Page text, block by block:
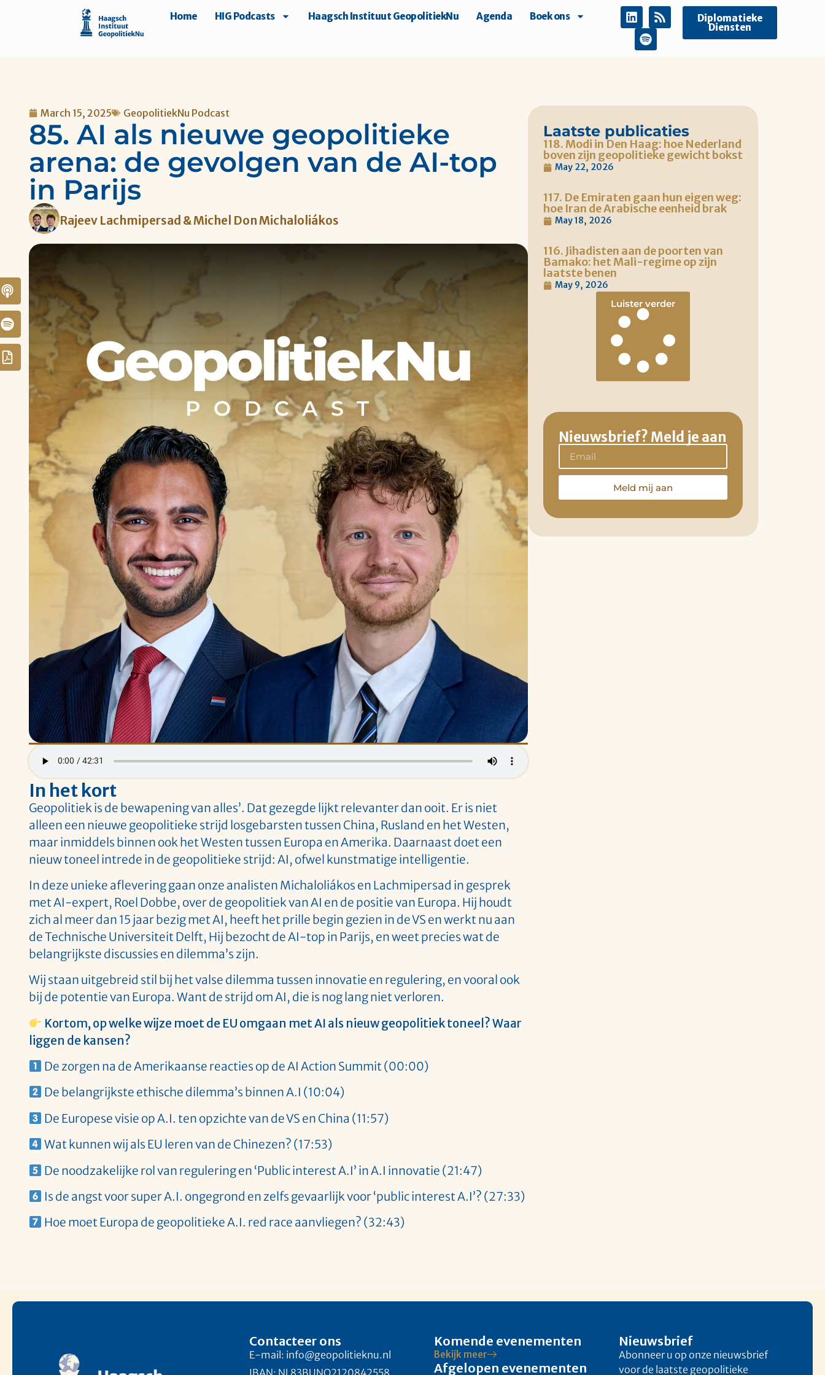
Home HIG Podcasts Haagsch Instituut GeopolitiekNu Agenda Boek ons Diplomatieke
Diensten
March 15, 2025 GeopolitiekNu Podcast
85. AI als nieuwe geopolitieke
arena: de gevolgen van de AI-top
in Parijs
Rajeev Lachmipersad & Michel Don Michaloliákos
In het kort
Geopolitiek is de bewapening van alles’. Dat gezegde lijkt relevanter dan ooit. Er is niet
alleen een nieuwe geopolitieke strijd losgebarsten tussen China, Rusland en het Westen,
maar inmiddels binnen ook het Westen tussen Europa en Amerika. Daarnaast doet een
nieuw toneel intrede in de geopolitieke strijd: AI, ofwel kunstmatige intelligentie.
In deze unieke aflevering gaan onze analisten Michaloliákos en Lachmipersad in gesprek
met AI-expert, Roel Dobbe, over de geopolitiek van AI en de positie van Europa. Hij houdt
zich al meer dan 15 jaar bezig met AI, heeft het prille begin gezien in de VS en werkt nu aan
de Technische Universiteit Delft, Hij bezocht de AI-top in Parijs, en weet precies wat de
belangrijkste discussies en dilemma’s zijn.
Wij staan uitgebreid stil bij het valse dilemma tussen innovatie en regulering, en vooral ook
bij de potentie van Europa. Want de strijd om AI, die is nog lang niet verloren.
Kortom, op welke wijze moet de EU omgaan met AI als nieuw geopolitiek toneel? Waar
liggen de kansen?
De zorgen na de Amerikaanse reacties op de AI Action Summit (00:00)
De belangrijkste ethische dilemma’s binnen A.I (10:04)
De Europese visie op A.I. ten opzichte van de VS en China (11:57)
Wat kunnen wij als EU leren van de Chinezen? (17:53)
De noodzakelijke rol van regulering en ‘Public interest A.I’ in A.I innovatie (21:47)
Is de angst voor super A.I. ongegrond en zelfs gevaarlijk voor ‘public interest A.I’? (27:33)
Hoe moet Europa de geopolitieke A.I. red race aanvliegen? (32:43)
Laatste publicaties
118. Modi in Den Haag: hoe Nederland
boven zijn geopolitieke gewicht bokst
May 22, 2026
117. De Emiraten gaan hun eigen weg:
hoe Iran de Arabische eenheid brak
May 18, 2026
116. Jihadisten aan de poorten van
Bamako: het Mali-regime op zijn
laatste benen
May 9, 2026
Luister verder
Nieuwsbrief? Meld je aan
Meld mij aan
Contacteer ons
E-mail: info@geopolitieknu.nl
IBAN: NL83BUNQ2120842558
Komende evenementen
Bekijk meer
Afgelopen evenementen
Nieuwsbrief
Abonneer u op onze nieuwsbrief
voor de laatste geopolitieke